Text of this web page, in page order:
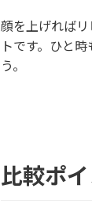
顔を上げれば
トです。ひと
う。
比較ポ